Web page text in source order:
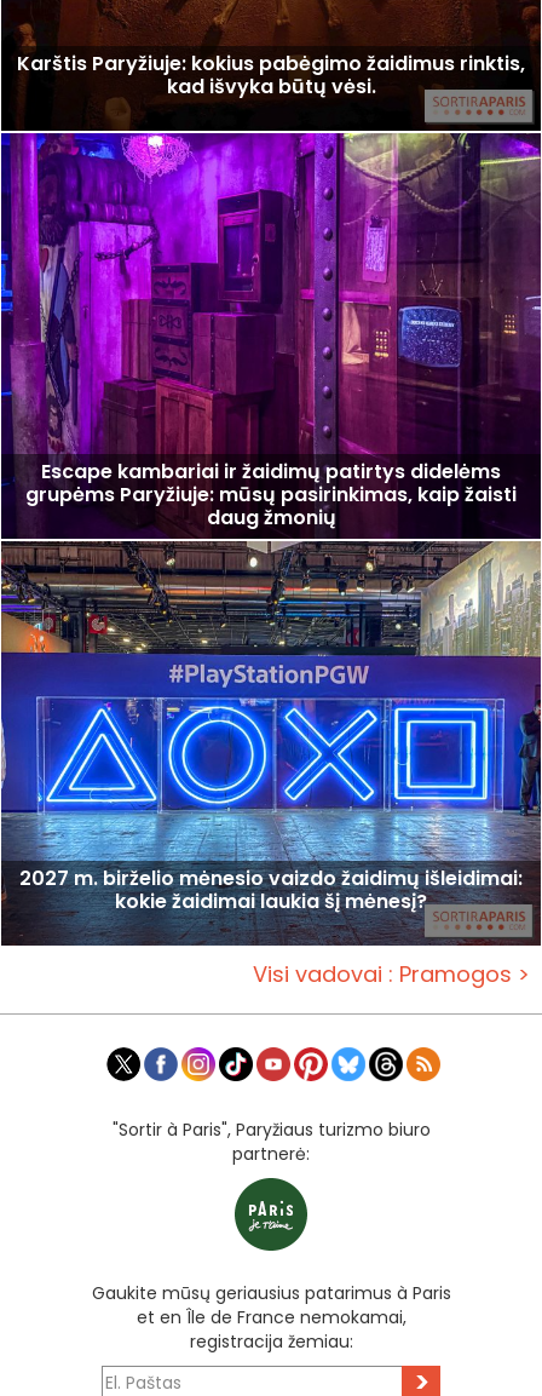
Karštis Paryžiuje: kokius pabėgimo žaidimus rinktis,
kad išvyka būtų vėsi.
Escape kambariai ir žaidimų patirtys didelėms
grupėms Paryžiuje: mūsų pasirinkimas, kaip žaisti
daug žmonių
2027 m. birželio mėnesio vaizdo žaidimų išleidimai:
kokie žaidimai laukia šį mėnesį?
Visi vadovai : Pramogos >
"Sortir à Paris", Paryžiaus turizmo biuro
partnerė:
Gaukite mūsų geriausius patarimus à Paris
et en Île de France nemokamai,
registracija žemiau:
>